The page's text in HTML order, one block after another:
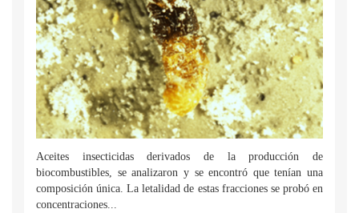
Aceites insecticidas derivados de la producción de
biocombustibles, se analizaron y se encontró que tenían una
composición única. La letalidad de estas fracciones se probó en
concentraciones...